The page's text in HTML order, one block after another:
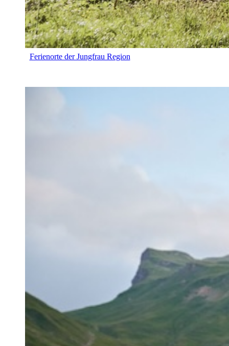
Ferienorte der Jungfrau Region